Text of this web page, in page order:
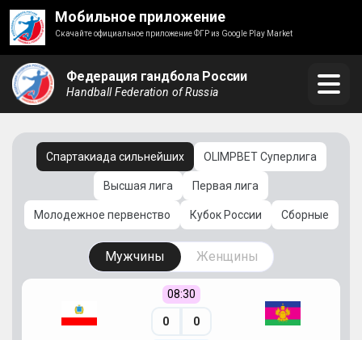
Мобильное приложение
Скачайте официальное приложение ФГР из Google Play Market
Федерация гандбола России
Handball Federation of Russia
Спартакиада сильнейших OLIMPBET Суперлига
Высшая лига Первая лига
Молодежное первенство Кубок России Сборные
Мужчины Женщины
08:30
0 0